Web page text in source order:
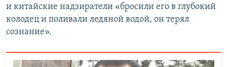
и китайские надзиратели «бросили его в глубокий
колодец и поливали ледяной водой, он терял
сознание».